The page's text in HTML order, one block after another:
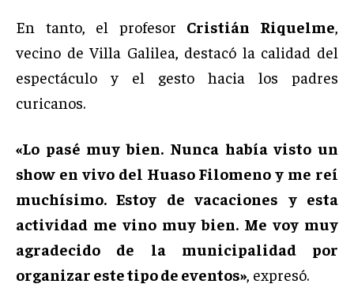
En tanto, el profesor Cristián Riquelme,
vecino de Villa Galilea, destacó la calidad del
espectáculo y el gesto hacia los padres
curicanos.
«Lo pasé muy bien. Nunca había visto un
show en vivo del Huaso Filomeno y me reí
muchísimo. Estoy de vacaciones y esta
actividad me vino muy bien. Me voy muy
agradecido de la municipalidad por
organizar este tipo de eventos», expresó.